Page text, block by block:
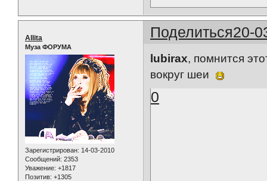
Поделиться20-
Allita
Муза ФОРУМА
Зарегистрирован: 14-03-2010
Сообщений: 2353
Уважение: +1817
Позитив: +1305
lubirax, помнится
вокруг шеи
0